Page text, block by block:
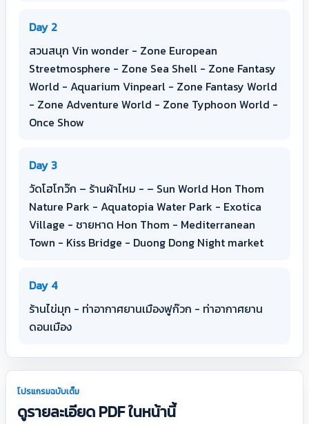
Day 2
สวนสนุก Vin wonder - Zone European
Streetmosphere - Zone Sea Shell - Zone Fantasy
World - Aquarium Vinpearl - Zone Fantasy World
- Zone Adventure World - Zone Typhoon World -
Once Show
Day 3
วัดโฮโกว๊ก – ร้านผ้าไหม - – Sun World Hon Thom
Nature Park - Aquatopia Water Park - Exotica
Village - ชายหาด Hon Thom - Mediterranean
Town - Kiss Bridge - Duong Dong Night market
Day 4
ร้านไข่มุก - ท่าอากาศยานเมืองฟูก๊วก - ท่าอากาศยาน
ดอนเมือง
โปรแกรมฉบับเต็ม
ดูรายละเอียด PDF ในหน้านี้